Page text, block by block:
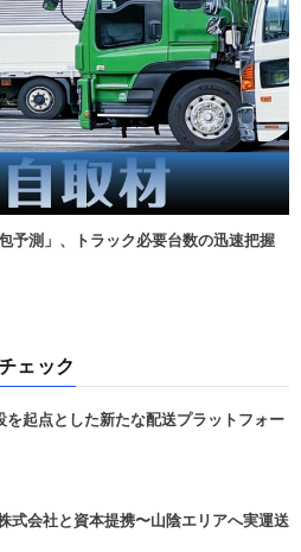
予測」、トラック必要台数の迅速把握
ェック
起点とした新たな配送プラットフォー
会社と資本提携〜山陰エリアへ実運送